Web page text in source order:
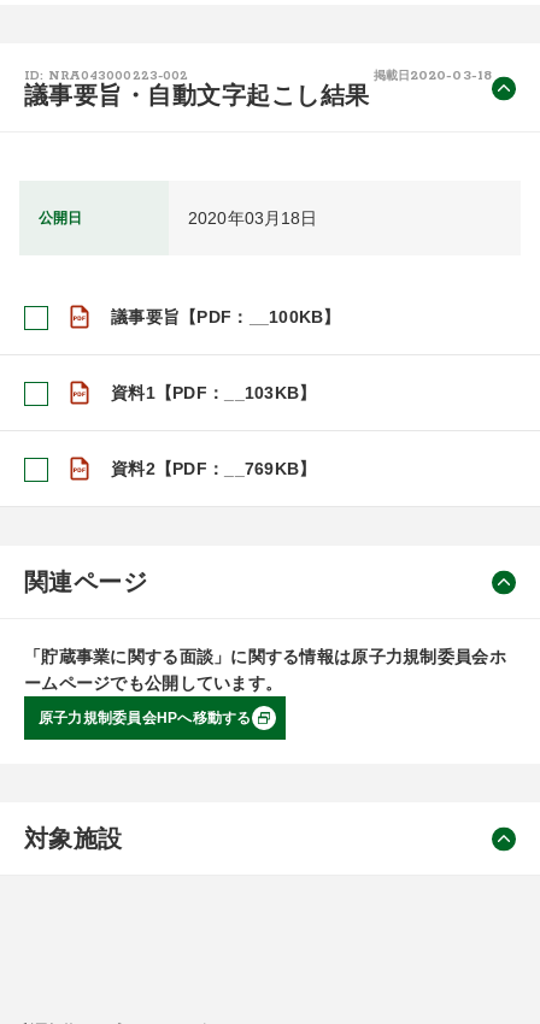
ID: NRA043000223-002 掲載日 2020-03-18
議事要旨・自動文字起こし結果
公開日 2020年03月18日
議事要旨【PDF：__100KB】
資料1【PDF：__103KB】
資料2【PDF：__769KB】
関連ページ
「貯蔵事業に関する面談」に関する情報は原子力規制委員会ホ
ームページでも公開しています。
原子力規制委員会HPへ移動する
対象施設